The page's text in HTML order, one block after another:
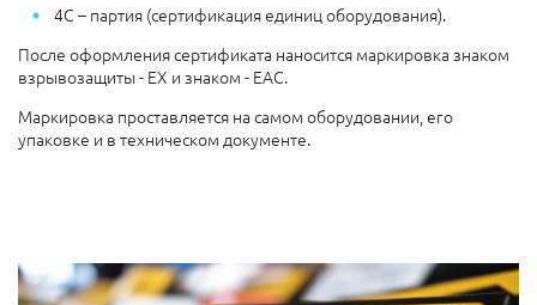
4С – партия (сертификация единиц оборудования).
После оформления сертификата наносится маркировка знаком
взрывозащиты - EX и знаком - ЕАС.
Маркировка проставляется на самом оборудовании, его
упаковке и в техническом документе.